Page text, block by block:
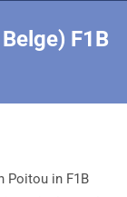
F1B
Poitou in F1B